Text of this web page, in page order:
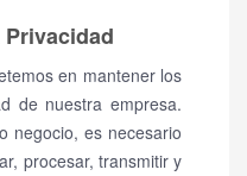
en mantener los
de nuestra empresa.
negocio, es necesario
procesar, transmitir y